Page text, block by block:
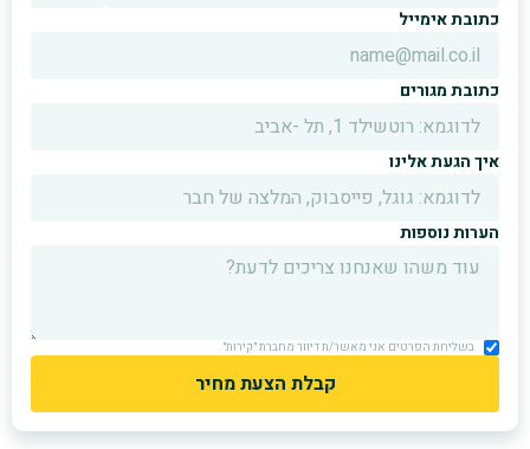
כתובת אימייל
כתובת מגורים
איך הגעת אלינו
הערות נוספות
בשליחת הפרטים אני מאשר/ת דיוור מחברת ״קירות״